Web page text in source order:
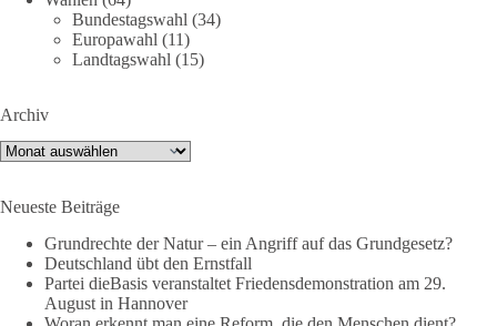
„Wir müssen Nein sagen zu diesem stinkenden
Revanchismus!“
si=2b_C6GgNY9EB-rXw
❤️ Wir freuen uns über deine Unterstützung:
https://diebasis.de/spenden/
#dieBasis #frieden #russandistnichtunserFeind #friedenspartei
Bundestagswahl (34)
Europawahl (11)
Landtagswahl (15)
Archiv
Archiv
Neueste Beiträge
Grundrechte der Natur – ein Angriff auf das Grundgesetz?
Deutschland übt den Ernstfall
Partei dieBasis veranstaltet Friedensdemonstration am 29.
August in Hannover